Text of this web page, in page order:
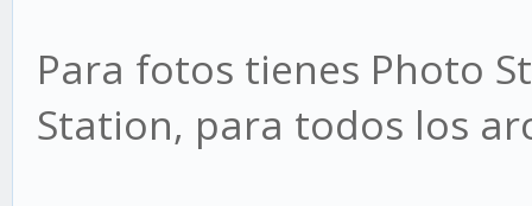
Para fotos tienes Photo
Station, para todos los